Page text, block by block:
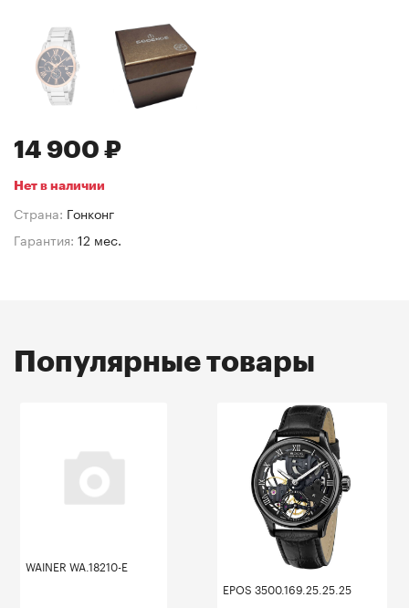
14 900 ₽
Нет в наличии
Страна: Гонконг
Гарантия: 12 мес.
Популярные товары
WAINER WA.18210-E
EPOS 3500.169.25.25.25